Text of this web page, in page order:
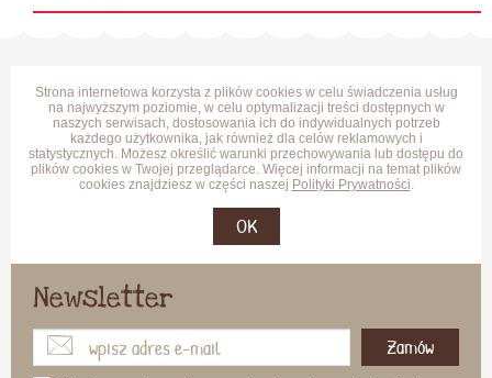
Strona internetowa korzysta z plików cookies w celu świadczenia usług
na najwyższym poziomie, w celu optymalizacji treści dostępnych w
naszych serwisach, dostosowania ich do indywidualnych potrzeb
każdego użytkownika, jak również dla celów reklamowych i
statystycznych. Możesz określić warunki przechowywania lub dostępu do
plików cookies w Twojej przeglądarce. Więcej informacji na temat plików
cookies znajdziesz w części naszej Polityki Prywatności.
OK
Newsletter
Zamów